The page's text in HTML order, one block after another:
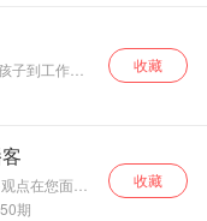
子到工作，
人都绕不开
人的视角分
别人的故
收藏
点在您面前
不盲从
50期
收藏